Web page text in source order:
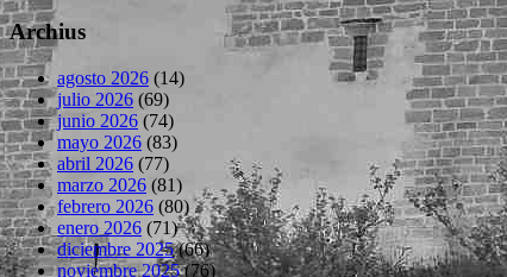
Archius
agosto 2026 (14)
julio 2026 (69)
junio 2026 (74)
mayo 2026 (83)
abril 2026 (77)
marzo 2026 (81)
febrero 2026 (80)
enero 2026 (71)
diciembre 2025(66)
noviembre 2025(76)